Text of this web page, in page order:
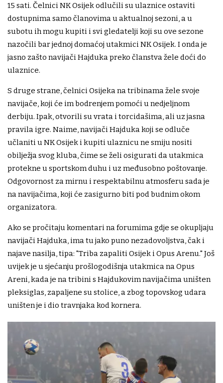
15 sati. Čelnici NK Osijek odlučili su ulaznice ostaviti
dostupnima samo članovima u aktualnoj sezoni, a u
subotu ih mogu kupiti i svi gledatelji koji su ove sezone
nazočili bar jednoj domaćoj utakmici NK Osijek. I onda je
jasno zašto navijači Hajduka preko članstva žele doći do
ulaznice.
S druge strane, čelnici Osijeka na tribinama žele svoje
navijače, koji će im bodrenjem pomoći u nedjeljnom
derbiju. Ipak, otvorili su vrata i torcidašima, ali uz jasna
pravila igre. Naime, navijači Hajduka koji se odluče
učlaniti u NK Osijek i kupiti ulaznicu ne smiju nositi
obilježja svog kluba, čime se želi osigurati da utakmica
protekne u sportskom duhu i uz međusobno poštovanje.
Odgovornost za mirnu i respektabilnu atmosferu sada je
na navijačima, koji će zasigurno biti pod budnim okom
organizatora.
Ako se pročitaju komentari na forumima gdje se okupljaju
navijači Hajduka, ima tu jako puno nezadovoljstva, čak i
najave nasilja, tipa: "Triba zapaliti Osijek i Opus Arenu." Još
uvijek je u sjećanju prošlogodišnja utakmica na Opus
Areni, kada je na tribini s Hajdukovim navijačima uništen
pleksiglas, zapaljene su stolice, a zbog topovskog udara
uništen je i dio travnjaka kod kornera.